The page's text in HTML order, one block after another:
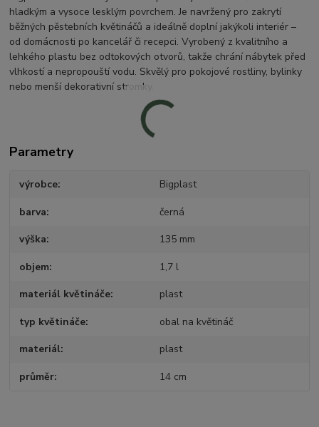
hladkým a vysoce lesklým povrchem. Je navržený pro zakrytí
běžných pěstebních květináčů a ideálně doplní jakýkoli interiér –
od domácnosti po kancelář či recepci. Vyrobený z kvalitního a
lehkého plastu bez odtokových otvorů, takže chrání nábytek před
vlhkostí a nepropouští vodu. Skvělý pro pokojové rostliny, bylinky
nebo menší dekorativní stromky.
Parametry
výrobce Bigplast
barva černá
výška 135 mm
objem 1,7 l
materiál květináče plast
typ květináče obal na květináč
materiál plast
průměr 14 cm